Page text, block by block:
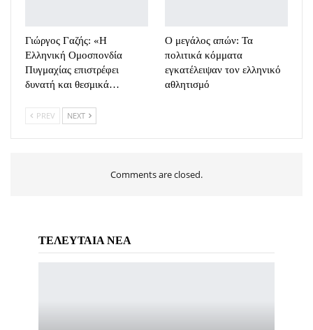
Γιώργος Γαζής: «Η
Ελληνική Ομοσπονδία
Πυγμαχίας επιστρέφει
δυνατή και θεσμικά…
Ο μεγάλος απών: Τα
πολιτικά κόμματα
εγκατέλειψαν τον ελληνικό
αθλητισμό
PREV NEXT
Comments are closed.
ΤΕΛΕΥΤΑΙΑ ΝΕΑ